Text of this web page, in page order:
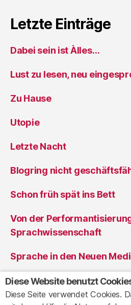
Letzte Einträge
Dabei sein ist Àlles…
Lust zu lesen, neu
Zu Hause
Utopie
Letzte Nacht
Blogring nicht
Schon früh spät ins Bett
Von der
Sprachwissenschaft
Sprache in den Neuen
Sprache in den Neuen
Diese Website benutzt
Diese Seite verwendet Cookies.